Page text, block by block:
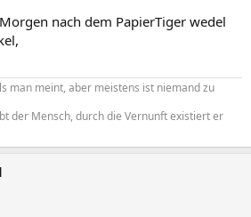
nach dem PapierTiger wedel
man meint, aber meistens ist niemand zu
der Mensch, durch die Vernunft existiert er